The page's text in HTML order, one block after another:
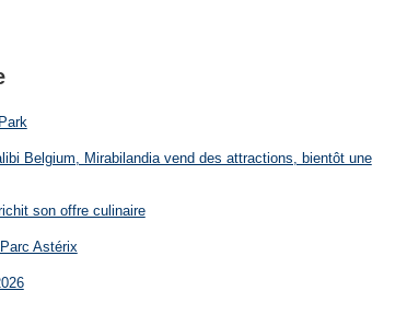
Belgium, Mirabilandia vend des attractions, bientôt une
son offre culinaire
Astérix